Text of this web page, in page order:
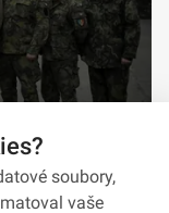
soubory,
vaše